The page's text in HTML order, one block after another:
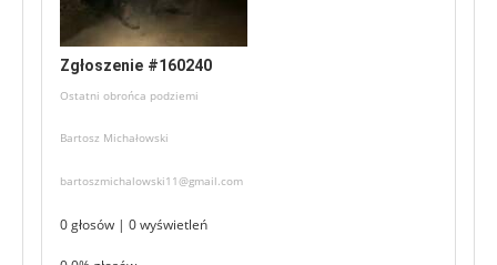
Zgłoszenie #160240
Ostatni obrońca podziemi
Bartosz Michałowski
bartoszmichalowski11@gmail.com
0 głosów | 0 wyświetleń